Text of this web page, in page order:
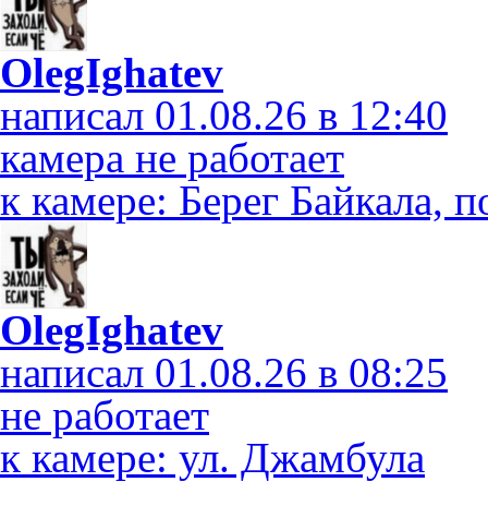
OlegIghatev
написал 01.08.26 в 12:40
камера не работает
к камере: Берег Байкала,
OlegIghatev
написал 01.08.26 в 08:25
не работает
к камере: ул. Джамбула